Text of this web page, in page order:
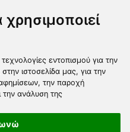
εντοπισμού για την
ιστοσελίδα μας, για την
την παροχή
την ανάλυση της